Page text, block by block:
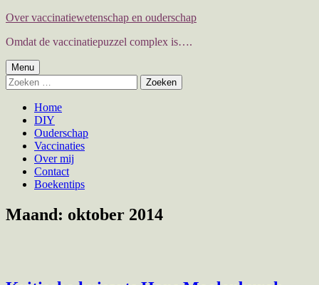
Spring
de
Over vaccinatiewetenschap en ouderschap
Omdat de vaccinatiepuzzel complex is….
Primair
menu
Menu
Zoeken
naar:
Home
DIY
Ouderschap
Vaccinaties
Over mij
Contact
Boekentips
Maand: oktober 2014